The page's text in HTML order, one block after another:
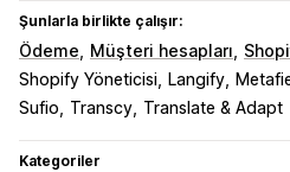
Şunlarla birlikte çalışır:
Ödeme Müşteri hesapları
Shopify Yöneticisi
Langify
Sufio
Transcy Translate & Adapt
Kategoriler